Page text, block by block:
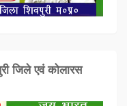
जिले एवं कोलारस